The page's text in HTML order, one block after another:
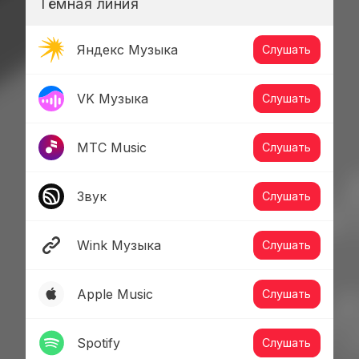
Тёмная линия
Яндекс Музыка Слушать
VK Музыка Слушать
МТС Music Слушать
Звук Слушать
Wink Музыка Слушать
Apple Music Слушать
Spotify Слушать